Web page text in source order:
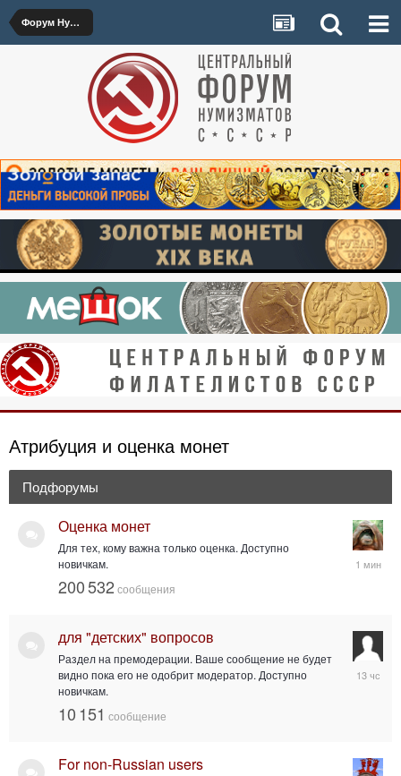
Форум Нумизматов на coins.su
Атрибуция и оценка монет
Подфорумы
Оценка монет
Для тех, кому важна только оценка. Доступно
новичкам.
200 532 сообщения
сегодня,
для "детских" вопросов
Раздел на премодерации. Ваше сообщение не будет
видно пока его не одобрит модератор. Доступно
новичкам.
10 151 сообщение
вчера,
For non-Russian users